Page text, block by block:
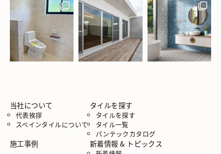
当社について
代表挨拶
スペインタイルについて
タイルを探す
タイルを探す
タイル一覧
パンテックカタログ
施工事例 新着情報 & トピックス